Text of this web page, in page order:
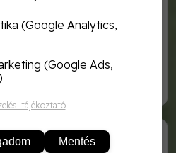
(Google Analytics,
(Google Ads,
tájékoztató
Mentés